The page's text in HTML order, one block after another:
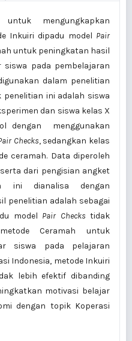
mengungkapkan
Inkuiri dipadu model Pair
untuk peningkatan hasil
pada pembelajaran
dalam penelitian
ini adalah siswa
dan siswa kelas X
dengan menggunakan
Checks, sedangkan kelas
ceramah. Data diperoleh
dari pengisian angket
ini dianalisa dengan
penelitian adalah sebagai
model Pair Checkstidak
Ceramah untuk
siswa pada pelajaran
Indonesia, metode Inkuiri
lebih efektif dibanding
motivasi belajar
dengan topik Koperasi